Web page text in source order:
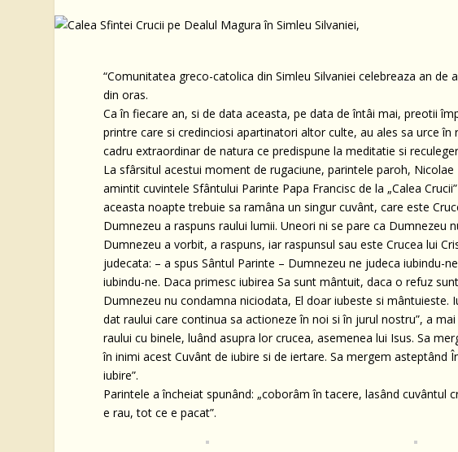
“Comunitatea greco-catolica din Simleu Silvaniei celebreaza an de
din oras.
Ca în fiecare an, si de data aceasta, pe data de întâi mai, preotii
printre care si credinciosi apartinatori altor culte, au ales sa urce
cadru extraordinar de natura ce predispune la meditatie si
La sfârsitul acestui moment de rugaciune, parintele paroh,
amintit cuvintele Sfântului Parinte Papa Francisc de la „Calea
aceasta noapte trebuie sa ramâna un singur cuvânt, care este
Dumnezeu a raspuns raului lumii. Uneori ni se pare ca Dumnezeu
Dumnezeu a vorbit, a raspuns, iar raspunsul sau este Crucea lui
judecata: – a spus Sântul Parinte – Dumnezeu ne judeca iubindu-
iubindu-ne. Daca primesc iubirea Sa sunt mântuit, daca o refuz
Dumnezeu nu condamna niciodata, El doar iubeste si mântuieste.
dat raului care continua sa actioneze în noi si în jurul nostru”, a
raului cu binele, luând asupra lor crucea, asemenea lui Isus. Sa
în inimi acest Cuvânt de iubire si de iertare. Sa mergem asteptând
iubire”.
Parintele a încheiat spunând: „coborâm în tacere, lasând cuvântul
e rau, tot ce e pacat”.